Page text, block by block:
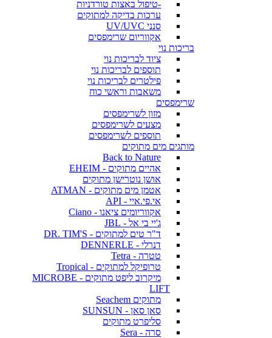
-טיפול באצות טורדניות
ערכות בדיקה למתוקים
סנני UV/UVC
אקווריום שרימפסים
בריכות נוי
ציוד לבריכות נוי
תוספים לבריכות נוי
פילטרים לבריכות נוי
משאבות וראשי כוח
שרימפסים
מזון לשרימפסים
מצעים לשרימפסים
תוספים לשרימפסים
מותגים מים מתוקים
Back to Nature
אהיים מתוקים - EHEIM
אושן נוטרישן מתוקים
אטמן מים מתוקים - ATMAN
אי.פי.איי - API
אקווריומים ציאנו - Ciano
ג'יי בי אל - JBL
ד"ר טים למתוקים - DR. TIM'S
דנרלי - DENNERLE
טטרה - Tetra
טרופיקל למתוקים - Tropical
מיקרוב ליפט מתוקים - MICROBE
LIFT
מתוקים Seachem
סאן סאן - SUNSUN
סליפרט מתוקים
סרה - Sera